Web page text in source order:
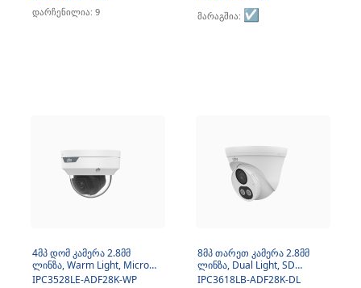
დარჩენილია: 9 მარაგშია: ☑️
4მპ დომ კამერა 2.8მმ
ლინზა, Warm Light, Micro
SD, მიკროფონი
IPC3528LE-ADF28K-WP
8მპ თარეთ კამერა 2.8მმ
ლინზა, Dual Light, SD
ბარათით, მიკროფონი
IPC3618LB-ADF28K-DL